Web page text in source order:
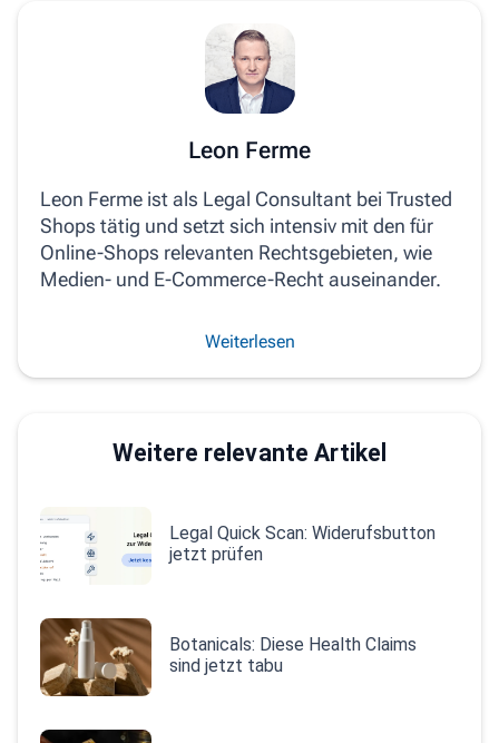
Leon Ferme
Leon Ferme ist als Legal Consultant bei Trusted
Shops tätig und setzt sich intensiv mit den für
Online-Shops relevanten Rechtsgebieten, wie
Medien- und E-Commerce-Recht auseinander.
Weiterlesen
Weitere relevante Artikel
Legal Quick Scan: Widerufsbutton
jetzt prüfen
Botanicals: Diese Health Claims
sind jetzt tabu